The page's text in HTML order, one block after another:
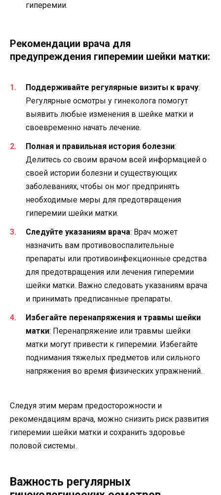
гиперемии.
Рекомендации врача для
предупреждения гиперемии шейки матки:
Поддерживайте регулярные визиты к врачу:
Регулярные осмотры у гинеколога помогут
выявить любые изменения в шейке матки и
своевременно начать лечение.
Полная и правильная история болезни:
Делитесь со своим врачом всей информацией о
своей истории болезни и существующих
заболеваниях, чтобы он мог предпринять
необходимые меры для предотвращения
гиперемии шейки матки.
Следуйте указаниям врача: Врач может
назначить вам противовоспалительные
препараты или противоинфекционные средства
для предотвращения или лечения гиперемии
шейки матки. Важно следовать указаниям врача
и принимать предписанные препараты.
Избегайте перенапряжения и травмы шейки
матки: Перенапряжение или травмы шейки
матки могут привести к гиперемии. Избегайте
поднимания тяжелых предметов или сильного
напряжения во время физических упражнений.
Следуя этим мерам предосторожности и
рекомендациям врача, можно снизить риск развития
гиперемии шейки матки и сохранить здоровье
половой системы.
Важность регулярных